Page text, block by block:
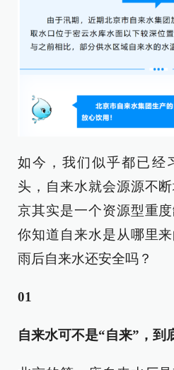
如今，我们似乎都已经
头，自来水就会源源不
京其实是一个资源型重
你知道自来水是从哪里
雨后自来水还安全吗？
01
自来水可不是“自来”，到